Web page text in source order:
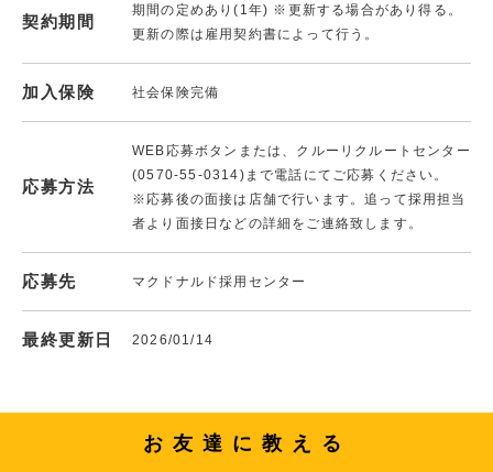
契約期間
期間の定めあり(1年) ※更新する場合があり得る。
更新の際は雇用契約書によって行う。
加入保険 社会保険完備
応募方法
WEB応募ボタンまたは、クルーリクルートセンター
(0570-55-0314)まで電話にてご応募ください。
※応募後の面接は店舗で行います。追って採用担当
者より面接日などの詳細をご連絡致します。
応募先 マクドナルド採用センター
最終更新日 2026/01/14
お友達に教える